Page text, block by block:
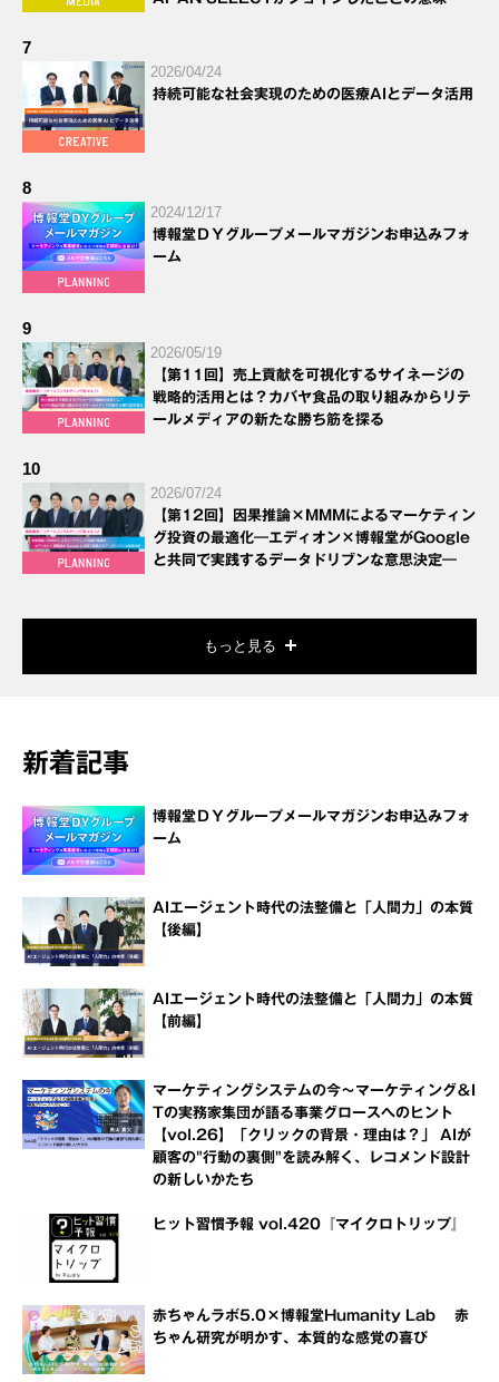
7
2026/04/24
持続可能な社会実現のための医療AIとデータ活用
8
2024/12/17
博報堂ＤＹグループメールマガジンお申込みフォ
ーム
9
2026/05/19
【第11回】売上貢献を可視化するサイネージの
戦略的活用とは？カバヤ食品の取り組みからリテ
ールメディアの新たな勝ち筋を探る
10
2026/07/24
【第12回】因果推論×MMMによるマーケティン
グ投資の最適化―エディオン×博報堂がGoogle
と共同で実践するデータドリブンな意思決定―
もっと見る
新着記事
博報堂ＤＹグループメールマガジンお申込みフォ
ーム
AIエージェント時代の法整備と「人間力」の本質
【後編】
AIエージェント時代の法整備と「人間力」の本質
【前編】
マーケティングシステムの今～マーケティング＆I
Tの実務家集団が語る事業グロースへのヒント
【vol.26】「クリックの背景・理由は？」 AIが
顧客の"行動の裏側"を読み解く、レコメンド設計
の新しいかたち
ヒット習慣予報 vol.420『マイクロトリップ』
赤ちゃんラボ5.0×博報堂Humanity Lab 赤
ちゃん研究が明かす、本質的な感覚の喜び